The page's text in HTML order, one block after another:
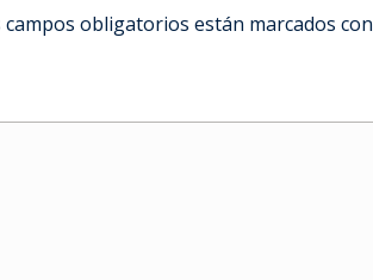
campos obligatorios están marcados con